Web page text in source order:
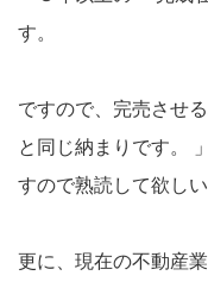
す。
ですので、完売させ
と同じ納まりです。
すので熟読して欲しい
更に、現在の不動産